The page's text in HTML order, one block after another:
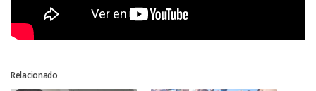
Relacionado